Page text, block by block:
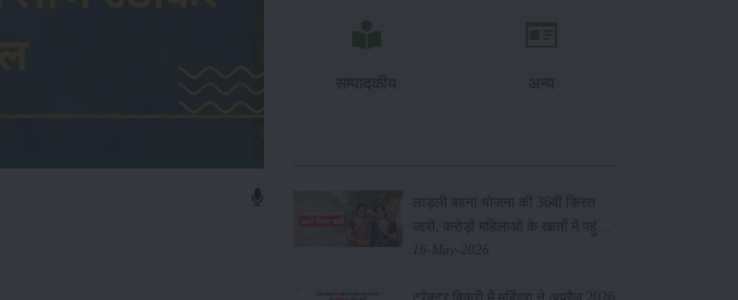
सम्पादकीय अन्य
लाड़ली बहना योजना की 36वीं किस्त
जारी, करोड़ों महिलाओं के खातों में पहुंचे
1500 रुपये
16-May-2026